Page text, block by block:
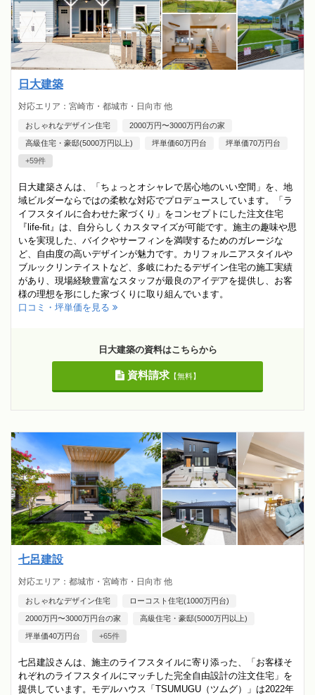
日大建築
対応エリア：宮崎市・都城市・日向市 他
おしゃれなデザイン住宅 2000万円〜3000万円台の家
高級住宅・豪邸(5000万円以上) 坪単価60万円台 坪単価70万円台
+59件
日大建築さんは、「ちょっとオシャレで居心地のいい空間」を、地
域ビルダーならではの柔軟な対応でプロデュースしています。「ラ
イフスタイルに合わせた家づくり」をコンセプトにした注文住宅
『life-fit』は、自分らしくカスタマイズが可能です。施主の趣味や思
いを実現した、バイクやサーフィンを満喫するためのガレージな
ど、自由度の高いデザインが魅力です。カリフォルニアスタイルや
ブルックリンテイストなど、多岐にわたるデザイン住宅の施工実績
があり、現場経験豊富なスタッフが最良のアイデアを提供し、お客
様の理想を形にした家づくりに取り組んでいます。
口コミ・坪単価を見る
日大建築の資料はこちらから
資料請求【無料】
七呂建設
対応エリア：都城市・宮崎市・日向市 他
おしゃれなデザイン住宅 ローコスト住宅(1000万円台)
2000万円〜3000万円台の家 高級住宅・豪邸(5000万円以上)
坪単価40万円台 +65件
七呂建設さんは、施主のライフスタイルに寄り添った、「お客様そ
れぞれのライフスタイルにマッチした完全自由設計の注文住宅」を
提供しています。モデルハウス「TSUMUGU（ツムグ）」は2022年